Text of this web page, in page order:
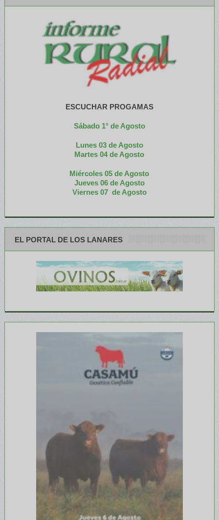
ESCUCHAR PROGAMAS
Sábado 1° de Agosto
Lunes 03 de Agosto
Martes 04 de Agosto
Miércoles 05 de Agosto
Jueves 06 de Agosto
Viernes 07 de Agosto
EL PORTAL DE LOS LANARES